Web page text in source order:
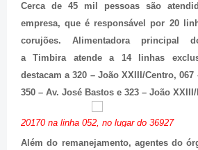
Cerca de 45 mil pessoas são
empresa, que é responsável por 20
corujões. Alimentadora principal
a Timbira atende a 14 linhas
destacam a 320 – João XXIII/Centro,
350 – Av. José Bastos e 323 – João
20170 na linha 052, no lugar do 36927
Além do remanejamento, agentes do